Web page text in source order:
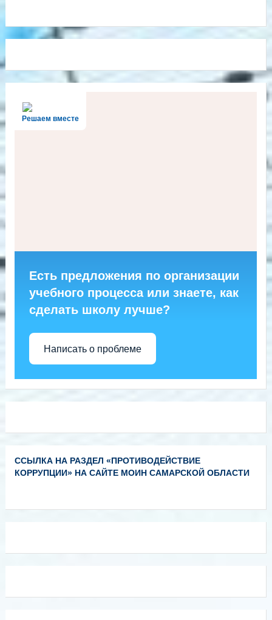
Решаем вместе
Есть предложения по организации
учебного процесса или знаете, как
сделать школу лучше?
Написать о проблеме
ССЫЛКА НА РАЗДЕЛ «ПРОТИВОДЕЙСТВИЕ
КОРРУПЦИИ» НА САЙТЕ МОИН САМАРСКОЙ ОБЛАСТИ